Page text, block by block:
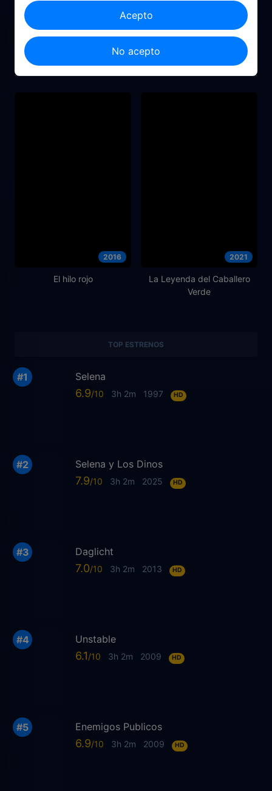
2021
Palabras que burbujean
como un refresco
2025
Los dos hemisferios de
Lucca
2016
El hilo rojo
2021
La Leyenda del Caballero
Verde
TOP ESTRENOS
Selena
6.9 3h 2m 1997 HD
Selena y Los Dinos
7.9 3h 2m 2025 HD
Daglicht
7.0 3h 2m 2013 HD
Unstable
6.1 3h 2m 2009 HD
Enemigos Publicos
6.9 3h 2m 2009 HD
Acepto
No acepto